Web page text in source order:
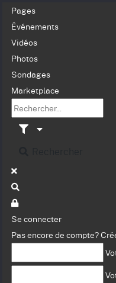
Pages
Événements
Vidéos
Photos
Sondages
Marketplace
Se connecter
Pas encore de compte?